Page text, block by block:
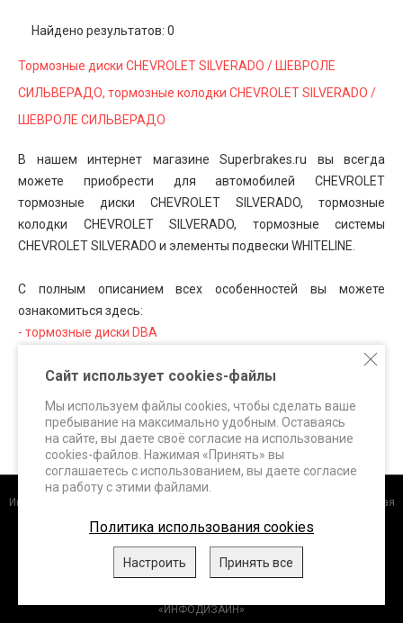
Найдено результатов: 0
Тормозные диски CHEVROLET SILVERADO / ШЕВРОЛЕ
СИЛЬВЕРАДО, тормозные колодки CHEVROLET SILVERADO /
ШЕВРОЛЕ СИЛЬВЕРАДО
В нашем интернет магазине Superbrakes.ru вы всегда
можете приобрести для автомобилей CHEVROLET
тормозные диски CHEVROLET SILVERADO, тормозные
колодки CHEVROLET SILVERADO, тормозные системы
CHEVROLET SILVERADO и элементы подвески WHITELINE.
С полным описанием всех особенностей вы можете
ознакомиться здесь:
- тормозные диски DBA
- тормозные колодки HAWK Performance
- элементы подвески WHITELINE
Интернет-магазин
+7 (495) 648-60-24 +7 (963) 687-56-82 Москва, Дорожная
улица, д.3 к. 5Б info@superbrakes.ru, с 10 до 17 по рабочим дням
DBA (Австралия).FERODO Racing (Италия).HAWK Performance
WHITELINE (Австралия) XTREME Performance,
«ИНФОДИЗАЙН»
Сайт использует cookies-файлы
Мы используем файлы cookies, чтобы сделать ваше
пребывание на максимально удобным. Оставаясь
на сайте, вы даете своё согласие на использование
cookies-файлов. Нажимая «Принять» вы
соглашаетесь с использованием, вы даете согласие
на работу с этими файлами.
Политика использования cookies
Настроить Принять все